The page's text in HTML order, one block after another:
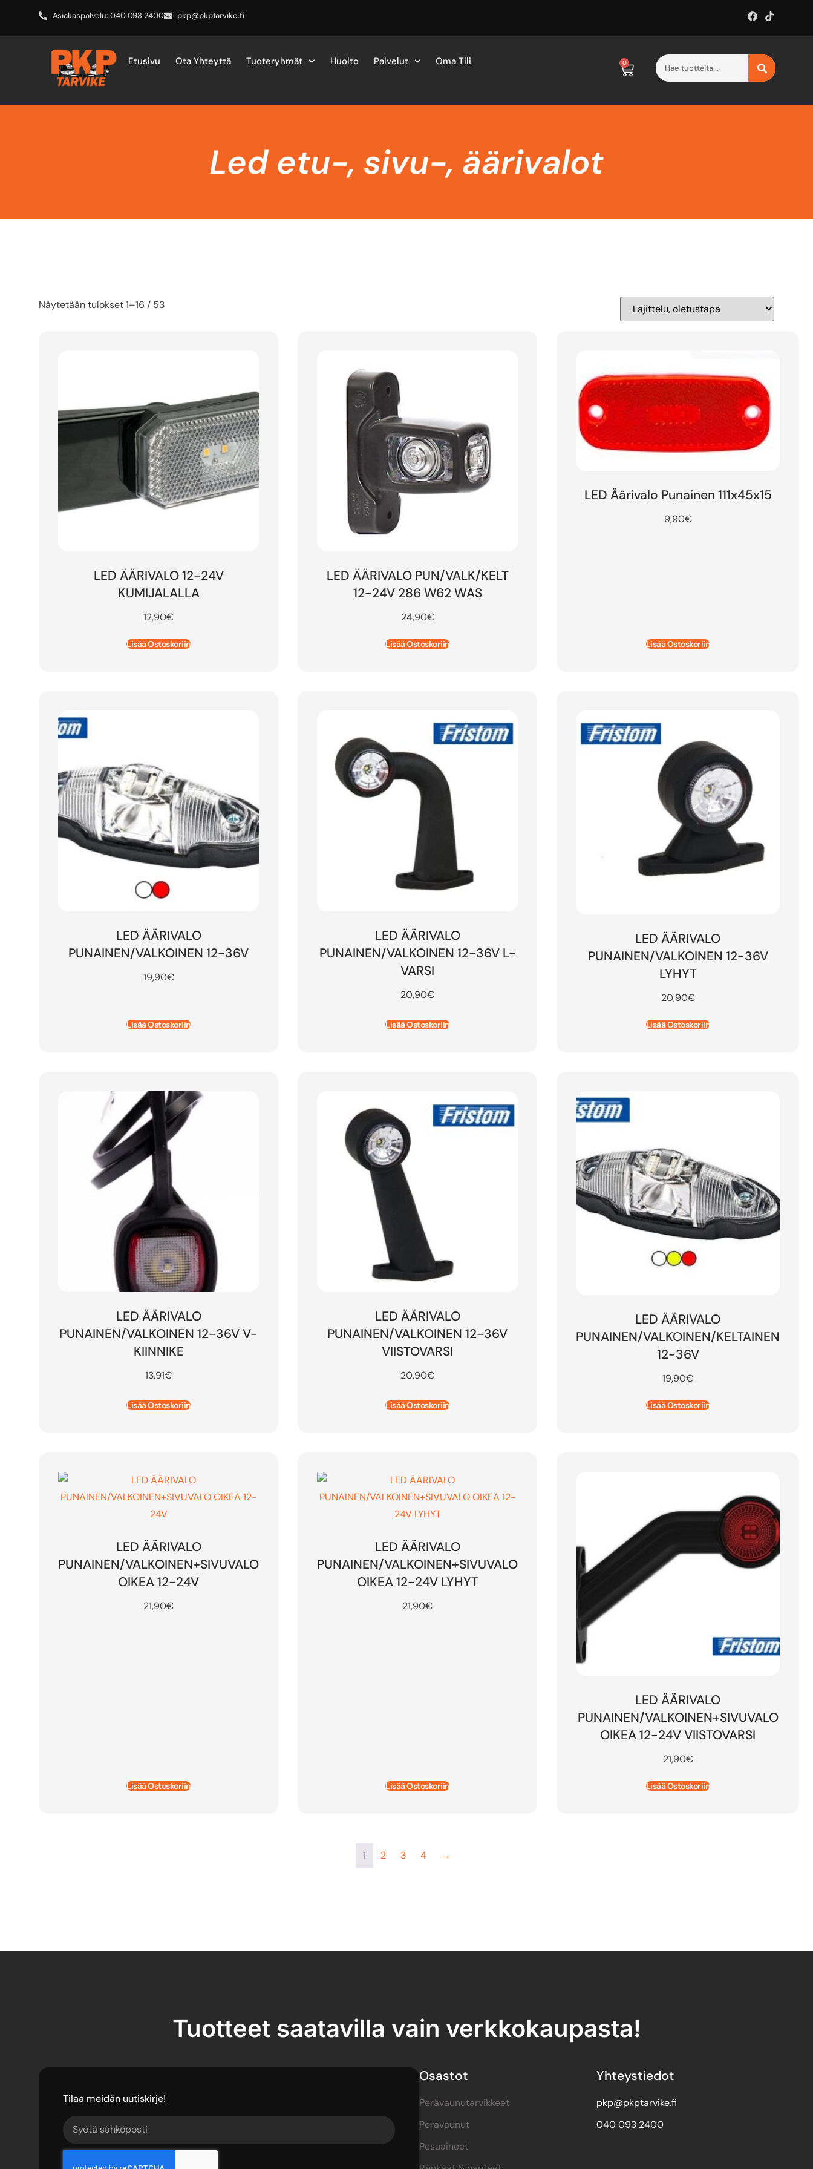
Asiakaspalvelu: 040 093 2400 pkp@pkptarvike.fi
Etusivu Ota Yhteyttä Tuoteryhmät Huolto Palvelut Oma Tili 0
Led etu-, sivu-, äärivalot
Näytetään tulokset 1–16 / 53
LED ÄÄRIVALO 12-24V
KUMIJALALLA
12,90€
Lisää Ostoskoriin
LED ÄÄRIVALO PUN/VALK/KELT
12-24V 286 W62 WAS
24,90€
Lisää Ostoskoriin
LED Äärivalo Punainen 111x45x15
9,90€
Lisää Ostoskoriin
LED ÄÄRIVALO
PUNAINEN/VALKOINEN 12-36V
19,90€
Lisää Ostoskoriin
LED ÄÄRIVALO
PUNAINEN/VALKOINEN 12-36V L-
VARSI
20,90€
Lisää Ostoskoriin
LED ÄÄRIVALO
PUNAINEN/VALKOINEN 12-36V
LYHYT
20,90€
Lisää Ostoskoriin
LED ÄÄRIVALO
PUNAINEN/VALKOINEN 12-36V V-
KIINNIKE
13,91€
Lisää Ostoskoriin
LED ÄÄRIVALO
PUNAINEN/VALKOINEN 12-36V
VIISTOVARSI
20,90€
Lisää Ostoskoriin
LED ÄÄRIVALO
PUNAINEN/VALKOINEN/KELTAINEN
12-36V
19,90€
Lisää Ostoskoriin
LED ÄÄRIVALO
PUNAINEN/VALKOINEN+SIVUVALO
OIKEA 12-24V
21,90€
Lisää Ostoskoriin
LED ÄÄRIVALO
PUNAINEN/VALKOINEN+SIVUVALO
OIKEA 12-24V LYHYT
21,90€
Lisää Ostoskoriin
LED ÄÄRIVALO
PUNAINEN/VALKOINEN+SIVUVALO
OIKEA 12-24V VIISTOVARSI
21,90€
Lisää Ostoskoriin
1 2 3 4 →
Tuotteet saatavilla vain verkkokaupasta!
Tilaa meidän uutiskirje!
Osastot
Perävaunutarvikkeet
Perävaunut
Pesuaineet
Yhteystiedot
pkp@pkptarvike.fi
040 093 2400